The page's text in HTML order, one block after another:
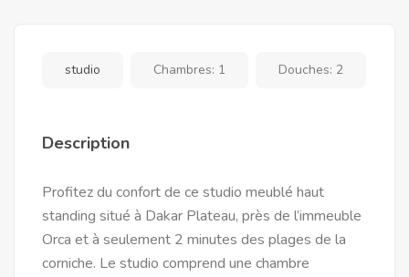
studio Chambres: 1 Douches: 2
Description
Profitez du confort de ce studio meublé haut
standing situé à Dakar Plateau, près de l’immeuble
Orca et à seulement 2 minutes des plages de la
corniche. Le studio comprend une chambre